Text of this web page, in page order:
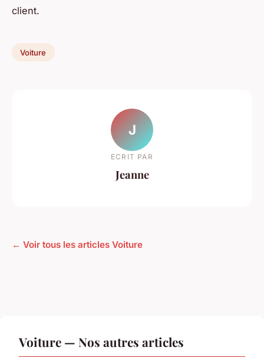
client.
Voiture
J
ECRIT PAR
Jeanne
← Voir tous les articles Voiture
Voiture — Nos autres articles